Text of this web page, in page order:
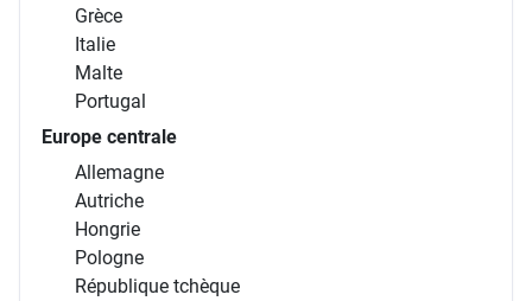
Grèce
Italie
Malte
Portugal
Europe centrale
Allemagne
Autriche
Hongrie
Pologne
République tchèque